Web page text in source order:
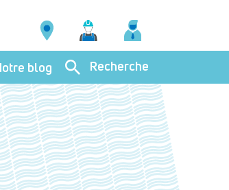
blog Recherche